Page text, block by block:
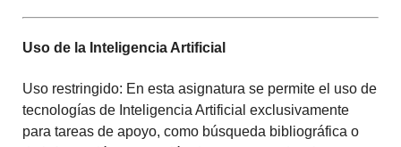
Uso de la Inteligencia Artificial
Uso restringido: En esta asignatura se permite el uso de
tecnologías de Inteligencia Artificial exclusivamente
para tareas de apoyo, como búsqueda bibliográfica o